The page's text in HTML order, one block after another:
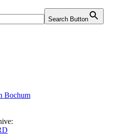
Search Button
Bochum